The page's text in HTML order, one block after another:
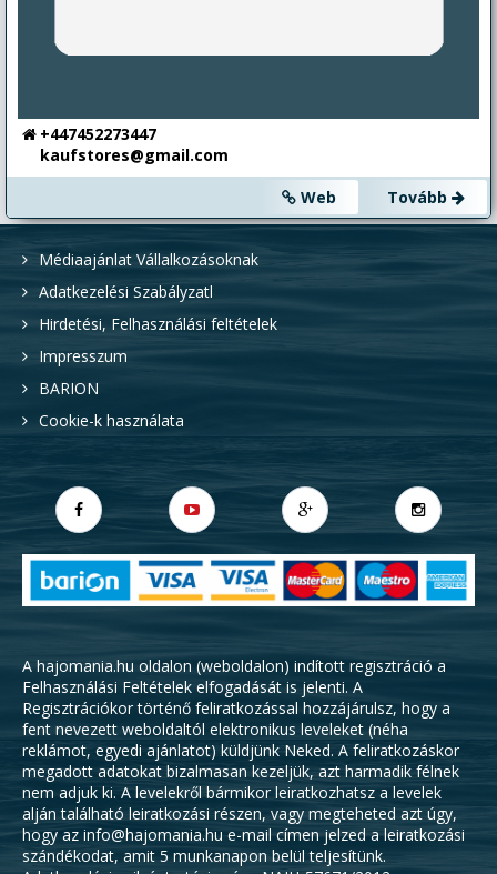
+447452273447
kaufstores@gmail.com
Web
Tovább
Médiaajánlat Vállalkozásoknak
Adatkezelési Szabályzatl
Hirdetési, Felhasználási feltételek
Impresszum
BARION
Cookie-k használata
A hajomania.hu oldalon (weboldalon) indított regisztráció a
Felhasználási Feltételek elfogadását is jelenti. A
Regisztrációkor történő feliratkozással hozzájárulsz, hogy a
fent nevezett weboldaltól elektronikus leveleket (néha
reklámot, egyedi ajánlatot) küldjünk Neked. A feliratkozáskor
megadott adatokat bizalmasan kezeljük, azt harmadik félnek
nem adjuk ki. A levelekről bármikor leiratkozhatsz a levelek
alján található leiratkozási részen, vagy megteheted azt úgy,
hogy az info@hajomania.hu e-mail címen jelzed a leiratkozási
szándékodat, amit 5 munkanapon belül teljesítünk.